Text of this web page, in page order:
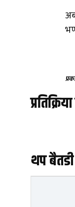
थप बैतडी